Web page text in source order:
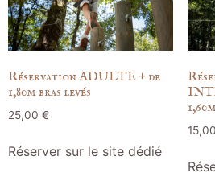
Réservation ADULTE + de
1,80m bras levés
25,00 €
Réserver sur le site dédié
15,00